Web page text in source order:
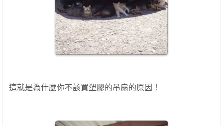
這就是為什麼你不該買塑膠的吊扇的原因！